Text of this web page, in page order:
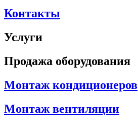
Контакты
Услуги
Продажа оборудования
Монтаж кондиционеров
Монтаж вентиляции